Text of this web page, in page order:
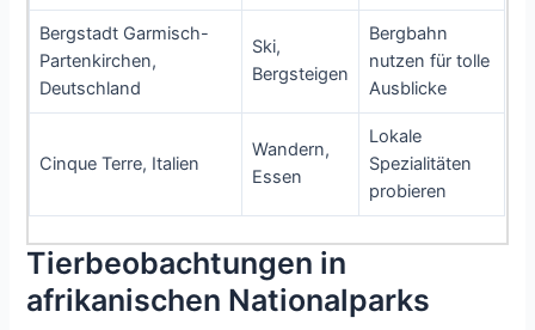
Bergstadt Garmisch-
Partenkirchen,
Deutschland
Ski,
Bergsteigen
Bergbahn
nutzen für tolle
Ausblicke
Cinque Terre, Italien
Wandern,
Essen
Lokale
Spezialitäten
probieren
Tierbeobachtungen in
afrikanischen Nationalparks